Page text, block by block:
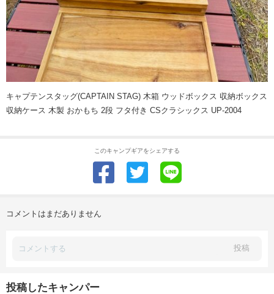
キャプテンスタッグ(CAPTAIN STAG) 木箱 ウッドボックス 収納ボックス
収納ケース 木製 おかもち 2段 フタ付き CSクラシックス UP-2004
このキャンプギアをシェアする
コメントはまだありません
投稿
投稿したキャンパー